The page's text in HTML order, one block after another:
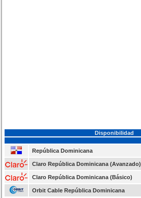
Disponibilidad
República Dominicana
Claro República Dominicana (Avanzado)
Claro República Dominicana (Básico)
Orbit Cable República Dominicana